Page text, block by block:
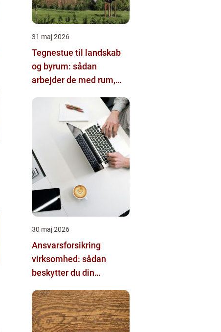
31 maj 2026
Tegnestue til landskab
og byrum: sådan
arbejder de med rum,
30 maj 2026
Ansvarsforsikring
virksomhed: sådan
beskytter du din